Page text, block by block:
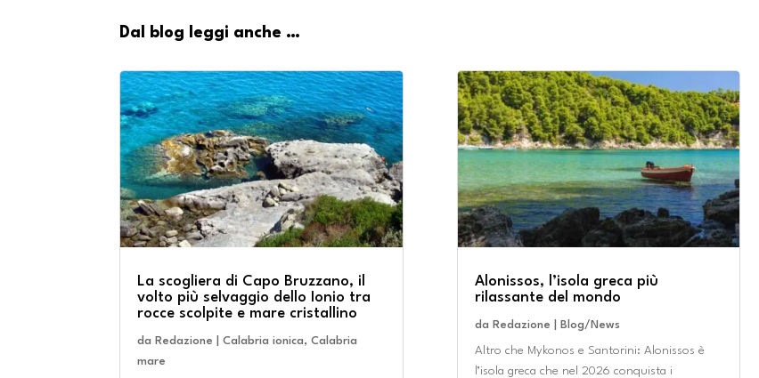
Dal blog leggi anche …
La scogliera di Capo Bruzzano, il
volto più selvaggio dello Ionio tra
rocce scolpite e mare cristallino
da Redazione |Calabria ionica,Calabria
mare
Alonissos, l’isola greca più
rilassante del mondo
da Redazione Blog/News
Altro che Mykonos e Santorini: Alonissos è
l’isola greca che nel 2026 conquista i